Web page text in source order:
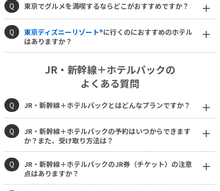
Q 東京でグルメを満喫するならどこがおすすめですか？
Q 東京ディズニーリゾート®に行くのにおすすめのホテル
はありますか？
JR・新幹線＋ホテルパックの
よくある質問
Q JR・新幹線＋ホテルパックとはどんなプランですか？
Q
JR・新幹線＋ホテルパックの予約はいつからできます
か？また、受け取り方法は？
Q
JR・新幹線＋ホテルパックのJR券（チケット）の注意
点はありますか？